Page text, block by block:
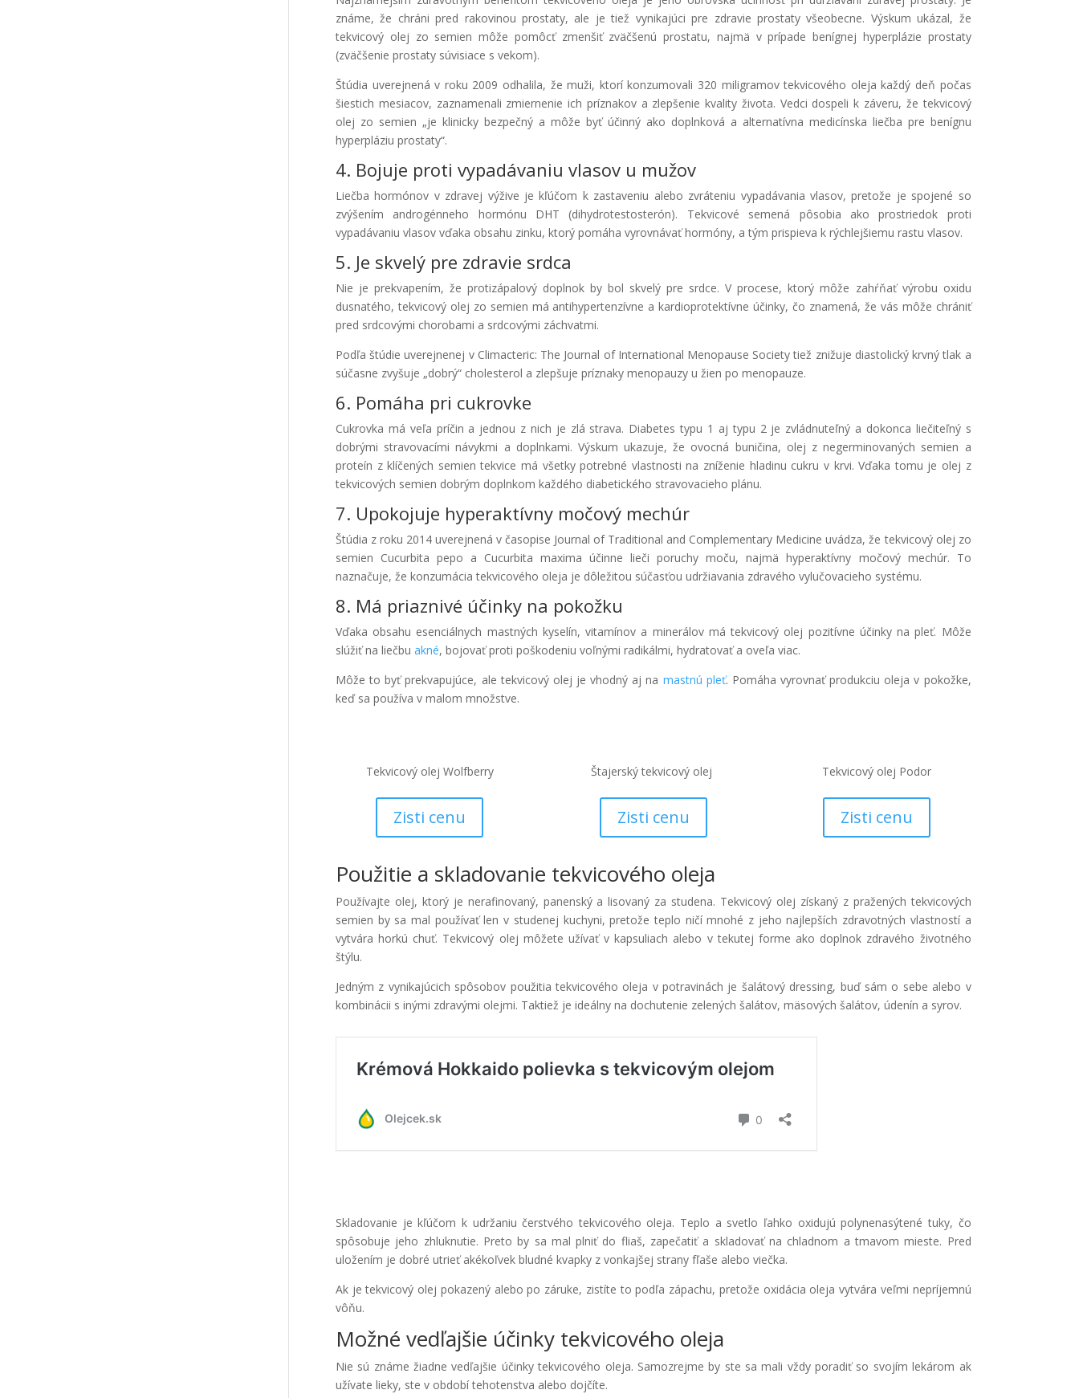
známe, že chráni pred rakovinou prostaty, ale je tiež vynikajúci pre zdravie prostaty všeobecne. Výskum ukázal, že
tekvicový olej zo semien môže pomôcť zmenšiť zväčšenú prostatu, najmä v prípade benígnej hyperplázie prostaty
(zväčšenie prostaty súvisiace s vekom).
Štúdia uverejnená v roku 2009 odhalila, že muži, ktorí konzumovali 320 miligramov tekvicového oleja každý deň počas
šiestich mesiacov, zaznamenali zmiernenie ich príznakov a zlepšenie kvality života. Vedci dospeli k záveru, že tekvicový
olej zo semien „je klinicky bezpečný a môže byť účinný ako doplnková a alternatívna medicínska liečba pre benígnu
hyperpláziu prostaty“.
4. Bojuje proti vypadávaniu vlasov u mužov
Liečba hormónov v zdravej výžive je kľúčom k zastaveniu alebo zvráteniu vypadávania vlasov, pretože je spojené so
zvýšením androgénneho hormónu DHT (dihydrotestosterón). Tekvicové semená pôsobia ako prostriedok proti
vypadávaniu vlasov vďaka obsahu zinku, ktorý pomáha vyrovnávať hormóny, a tým prispieva k rýchlejšiemu rastu vlasov.
5. Je skvelý pre zdravie srdca
Nie je prekvapením, že protizápalový doplnok by bol skvelý pre srdce. V procese, ktorý môže zahŕňať výrobu oxidu
dusnatého, tekvicový olej zo semien má antihypertenzívne a kardioprotektívne účinky, čo znamená, že vás môže chrániť
pred srdcovými chorobami a srdcovými záchvatmi.
Podľa štúdie uverejnenej v Climacteric: The Journal of International Menopause Society tiež znižuje diastolický krvný tlak a
súčasne zvyšuje „dobrý“ cholesterol a zlepšuje príznaky menopauzy u žien po menopauze.
6. Pomáha pri cukrovke
Cukrovka má veľa príčin a jednou z nich je zlá strava. Diabetes typu 1 aj typu 2 je zvládnuteľný a dokonca liečiteľný s
dobrými stravovacími návykmi a doplnkami. Výskum ukazuje, že ovocná buničina, olej z negerminovaných semien a
proteín z klíčených semien tekvice má všetky potrebné vlastnosti na zníženie hladinu cukru v krvi. Vďaka tomu je olej z
tekvicových semien dobrým doplnkom každého diabetického stravovacieho plánu.
7. Upokojuje hyperaktívny močový mechúr
Štúdia z roku 2014 uverejnená v časopise Journal of Traditional and Complementary Medicine uvádza, že tekvicový olej zo
semien Cucurbita pepo a Cucurbita maxima účinne lieči poruchy moču, najmä hyperaktívny močový mechúr. To
naznačuje, že konzumácia tekvicového oleja je dôležitou súčasťou udržiavania zdravého vylučovacieho systému.
8. Má priaznivé účinky na pokožku
Vďaka obsahu esenciálnych mastných kyselín, vitamínov a minerálov má tekvicový olej pozitívne účinky na pleť. Môže
slúžiť na liečbu akné, bojovať proti poškodeniu voľnými radikálmi, hydratovať a oveľa viac.
Môže to byť prekvapujúce, ale tekvicový olej je vhodný aj na mastnú pleť. Pomáha vyrovnať produkciu oleja v pokožke,
keď sa používa v malom množstve.
Tekvicový olej Wolfberry
Zisti cenu
Štajerský tekvicový olej
Zisti cenu
Tekvicový olej Podor
Zisti cenu
Použitie a skladovanie tekvicového oleja
Používajte olej, ktorý je nerafinovaný, panenský a lisovaný za studena. Tekvicový olej získaný z pražených tekvicových
semien by sa mal používať len v studenej kuchyni, pretože teplo ničí mnohé z jeho najlepších zdravotných vlastností a
vytvára horkú chuť. Tekvicový olej môžete užívať v kapsuliach alebo v tekutej forme ako doplnok zdravého životného
štýlu.
Jedným z vynikajúcich spôsobov použitia tekvicového oleja v potravinách je šalátový dressing, buď sám o sebe alebo v
kombinácii s inými zdravými olejmi. Taktiež je ideálny na dochutenie zelených šalátov, mäsových šalátov, údenín a syrov.
Skladovanie je kľúčom k udržaniu čerstvého tekvicového oleja. Teplo a svetlo ľahko oxidujú polynenasýtené tuky, čo
spôsobuje jeho zhluknutie. Preto by sa mal plniť do fliaš, zapečatiť a skladovať na chladnom a tmavom mieste. Pred
uložením je dobré utrieť akékoľvek bludné kvapky z vonkajšej strany fľaše alebo viečka.
Ak je tekvicový olej pokazený alebo po záruke, zistíte to podľa zápachu, pretože oxidácia oleja vytvára veľmi nepríjemnú
vôňu.
Možné vedľajšie účinky tekvicového oleja
Nie sú známe žiadne vedľajšie účinky tekvicového oleja. Samozrejme by ste sa mali vždy poradiť so svojím lekárom ak
užívate lieky, ste v období tehotenstva alebo dojčíte.